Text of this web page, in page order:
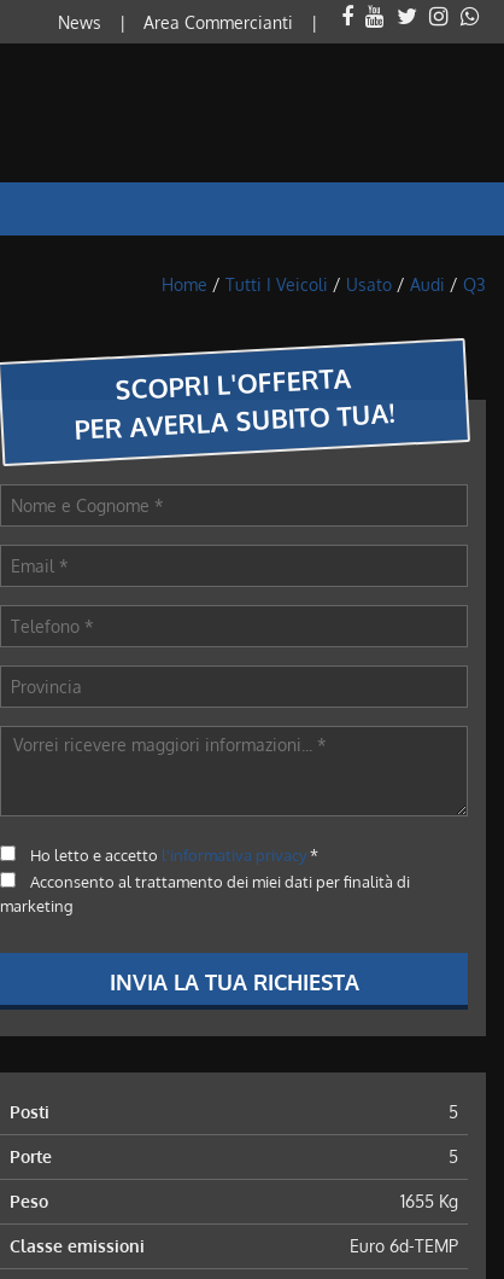
News Area Commercianti
Home / Tutti I Veicoli / Usato / Audi / Q3
SCOPRI L'OFFERTA
PER AVERLA SUBITO TUA!
Ho letto e accetto l'informativa privacy*
Acconsento al trattamento dei miei dati per finalità di
marketing
INVIA LA TUA RICHIESTA
Posti 5
Porte 5
Peso 1655 Kg
Classe emissioni Euro 6d-TEMP